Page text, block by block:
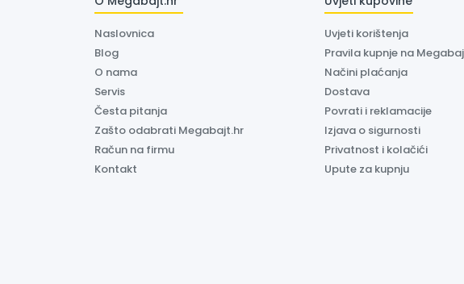
Naslovnica
Blog
O nama
Servis
Česta pitanja
Zašto odabrati Megabajt.hr
Račun na firmu
Kontakt
Uvjeti korištenja
Pravila kupnje na
Načini plaćanja
Dostava
Povrati i reklamacije
Izjava o sigurnosti
Privatnost i kolačići
Upute za kupnju